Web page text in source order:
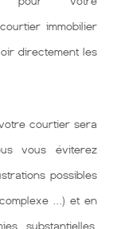
immobilier
directement les
courtier sera
vous éviterez
possibles
…) et en
substantielles.